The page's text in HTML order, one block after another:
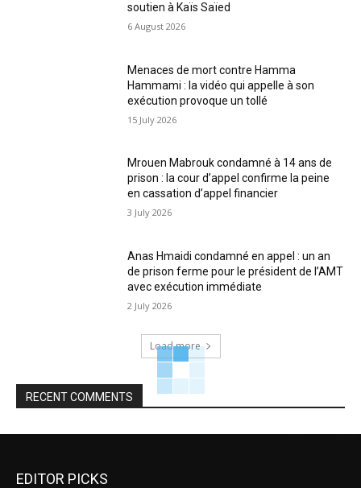
soutien à Kaïs Saïed
6 August 2026
Menaces de mort contre Hamma
Hammami : la vidéo qui appelle à son
exécution provoque un tollé
15 July 2026
Mrouen Mabrouk condamné à 14 ans de
prison : la cour d’appel confirme la peine
en cassation d’appel financier
3 July 2026
Anas Hmaidi condamné en appel : un an
de prison ferme pour le président de l’AMT
avec exécution immédiate
2 July 2026
Load more
RECENT COMMENTS
EDITOR PICKS